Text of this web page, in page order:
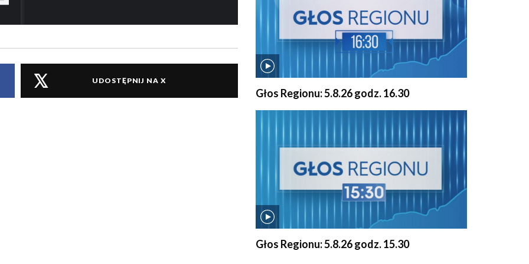
UDOSTĘPNIJ NA X
Głos Regionu: 5.8.26 godz. 16.30
Głos Regionu: 5.8.26 godz. 15.30